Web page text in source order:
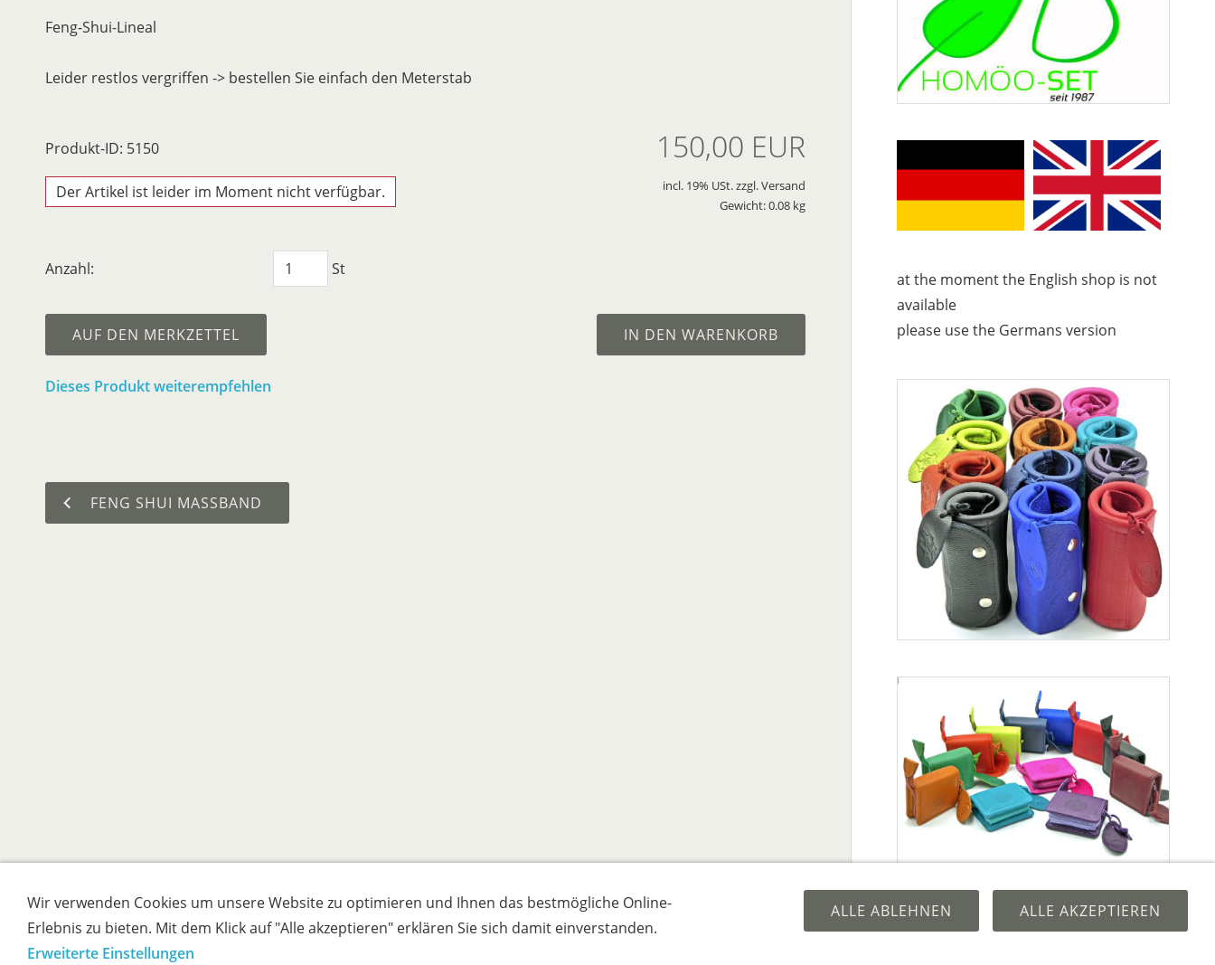
Feng-Shui-Lineal
Leider restlos vergriffen -> bestellen Sie einfach den Meterstab
Produkt-ID: 5150
Der Artikel ist leider im Moment nicht verfügbar.
150,00 EUR
incl. 19% USt. zzgl. Versand
Gewicht: 0.08 kg
Anzahl: St
IN DEN WARENKORB
AUF DEN MERKZETTEL
Dieses Produkt weiterempfehlen
FENG SHUI MASSBAND
at the moment the English shop is not
available
please use the Germans version
Wir verwenden Cookies um unsere Website zu optimieren und Ihnen das bestmögliche Online-
Erlebnis zu bieten. Mit dem Klick auf "Alle akzeptieren" erklären Sie sich damit einverstanden.
Erweiterte Einstellungen
ALLE AKZEPTIEREN
ALLE ABLEHNEN